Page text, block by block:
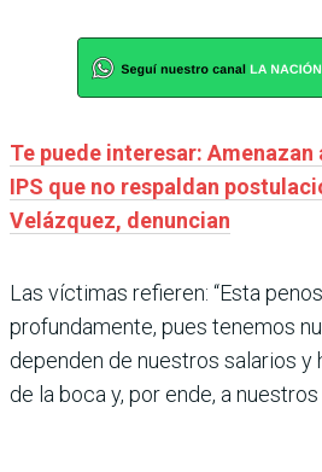
Te puede interesar: Amenazan
IPS que no respaldan
Velázquez, denuncian
Las víctimas refieren: “Esta
profundamente, pues tenemos
dependen de nuestros salarios y
de la boca y, por ende, a nuestros